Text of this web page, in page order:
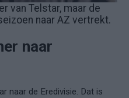
van Telstar, maar de
naar AZ vertrekt.
naar
naar de Eredivisie. Dat is